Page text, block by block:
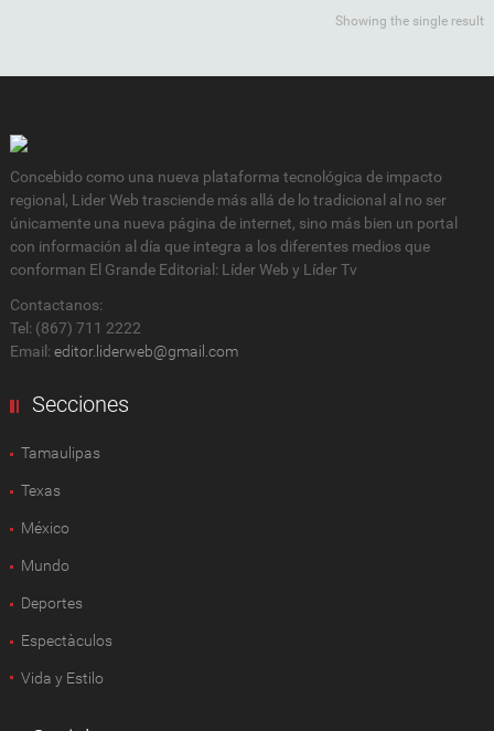
Showing the single result
Concebido como una nueva plataforma tecnológica de impacto
regional, Lider Web trasciende más allá de lo tradicional al no ser
únicamente una nueva página de internet, sino más bien un portal
con información al día que integra a los diferentes medios que
conforman El Grande Editorial: Líder Web y Líder Tv
Contactanos:
Tel: (867) 711 2222
Email: editor.liderweb@gmail.com
Secciones
Tamaulipas
Texas
México
Mundo
Deportes
Espectàculos
Vida y Estilo